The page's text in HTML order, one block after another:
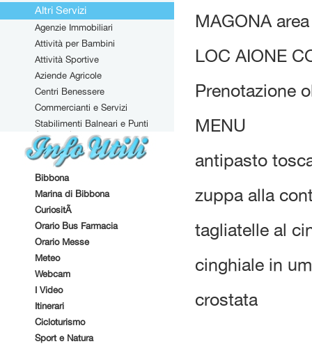
Altri Servizi
Agenzie Immobiliari
Attività per Bambini
Attività Sportive
Aziende Agricole
Centri Benessere
Commercianti e Servizi
Stabilimenti Balneari e Punti
Attrezzati
Bibbona
Marina di Bibbona
CuriositÃ
Orario Bus Farmacia
Orario Messe
Meteo
Webcam
I Video
Itinerari
Cicloturismo
Sport e Natura
MAGONA
LOC AIONE
Prenotazione
MENU
antipasto
zuppa alla
tagliatelle al
cinghiale in
crostata